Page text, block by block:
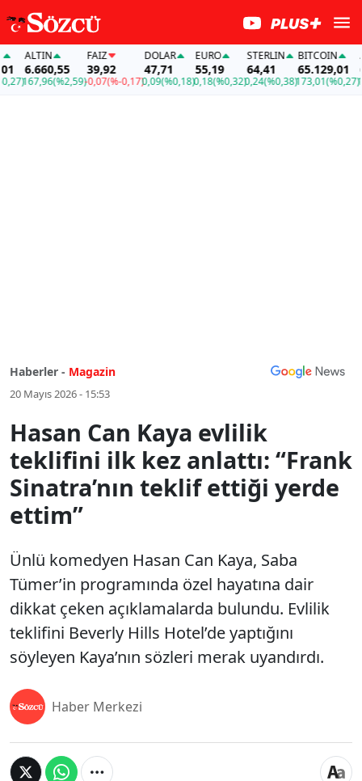
ALTIN
6.660,55
167,96(%2,59)
FAİZ
39,92
-0,07(%-0,17)
DOLAR
47,71
0,09(%0,18)
EURO
55,19
0,18(%0,32)
STERLIN
64,41
0,24(%0,38)
BITCOIN
65.129,01
173,01(%0,27)
Haberler - Magazin
20 Mayıs 2026 - 15:53
Hasan Can Kaya evlilik
teklifini ilk kez anlattı: “Frank
Sinatra’nın teklif ettiği yerde
ettim”
Ünlü komedyen Hasan Can Kaya, Saba
Tümer’in programında özel hayatına dair
dikkat çeken açıklamalarda bulundu. Evlilik
teklifini Beverly Hills Hotel’de yaptığını
söyleyen Kaya’nın sözleri merak uyandırdı.
Haber Merkezi